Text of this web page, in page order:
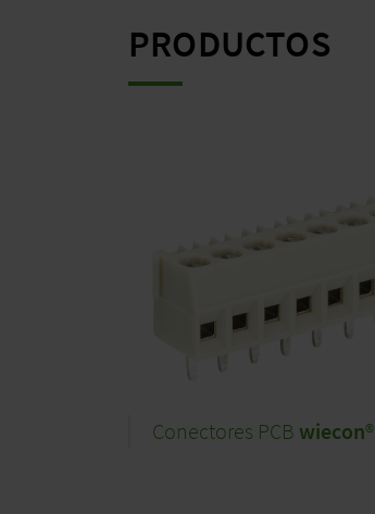
PRODUCTOS
Conectores PCB wiecon®